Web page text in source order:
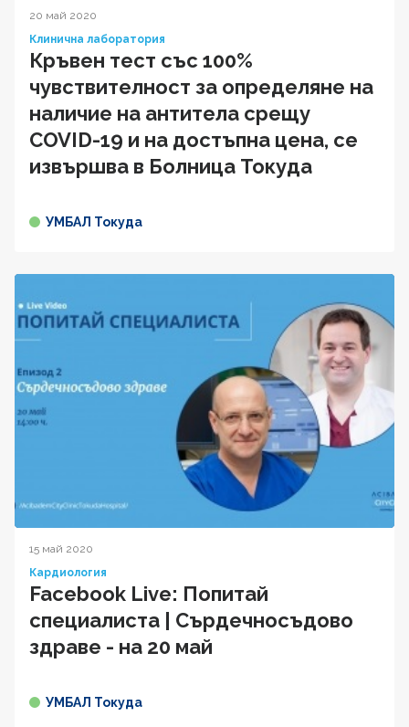
20 май 2020
Клинична лаборатория
Кръвен тест със 100%
чувствителност за определяне на
наличие на антитела срещу
COVID-19 и на достъпна цена, се
извършва в Болница Токуда
УМБАЛ Токуда
15 май 2020
Кардиология
Facebook Live: Попитай
специалиста | Сърдечносъдово
здраве - на 20 май
УМБАЛ Токуда